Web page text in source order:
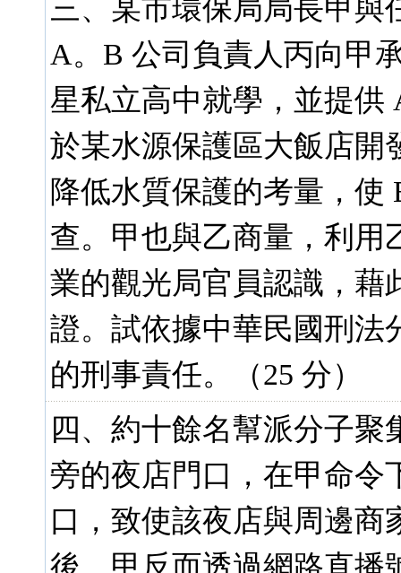
三、某市環保局局長甲與
A。B 公司負責人丙向甲
星私立高中就學，並提供
於某水源保護區大飯店開
降低水質保護的考量，使
查。甲也與乙商量，利用
業的觀光局官員認識，藉
證。試依據中華民國刑法
的刑事責任。（25 分）
四、約十餘名幫派分子
旁的夜店門口，在甲命令
口，致使該夜店與周邊商
後，甲反而透過網路直播